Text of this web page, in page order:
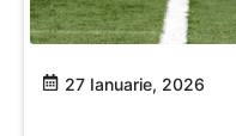
27 Ianuarie, 2026